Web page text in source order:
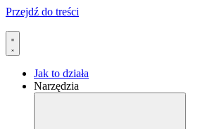
Przejdź do treści
Jak to działa
Narzędzia